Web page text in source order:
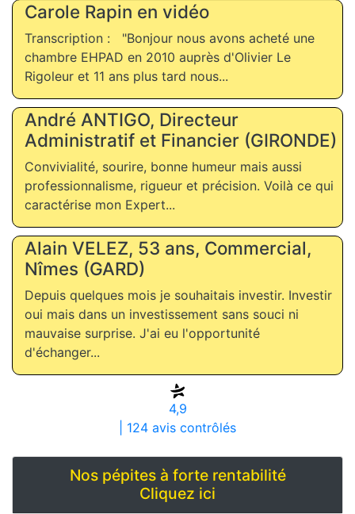
Carole Rapin en vidéo
Transcription : "Bonjour nous avons acheté une
chambre EHPAD en 2010 auprès d'Olivier Le
Rigoleur et 11 ans plus tard nous...
André ANTIGO, Directeur
Administratif et Financier (GIRONDE)
Convivialité, sourire, bonne humeur mais aussi
professionnalisme, rigueur et précision. Voilà ce qui
caractérise mon Expert...
Alain VELEZ, 53 ans, Commercial,
Nîmes (GARD)
Depuis quelques mois je souhaitais investir. Investir
oui mais dans un investissement sans souci ni
mauvaise surprise. J'ai eu l'opportunité
d'échanger...
4,9
| 124 avis contrôlés
Nos pépites à forte rentabilité
Cliquez ici